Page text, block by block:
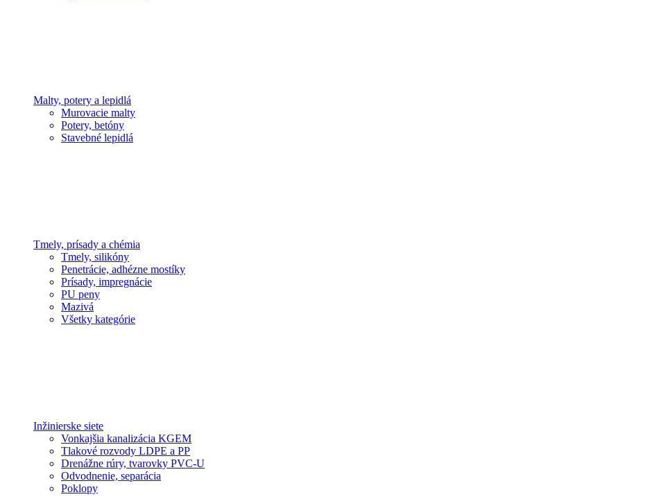
Malty, potery a lepidlá
Murovacie malty
Potery, betóny
Stavebné lepidlá
Tmely, prísady a chémia
Tmely, silikóny
Penetrácie, adhézne mostíky
Prísady, impregnácie
PU peny
Mazivá
Všetky kategórie
Inžinierske siete
Vonkajšia kanalizácia KGEM
Tlakové rozvody LDPE a PP
Drenážne rúry, tvarovky PVC-U
Odvodnenie, separácia
Poklopy